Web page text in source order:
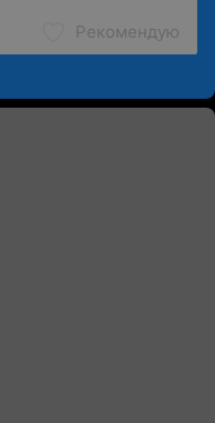
Рекомендую